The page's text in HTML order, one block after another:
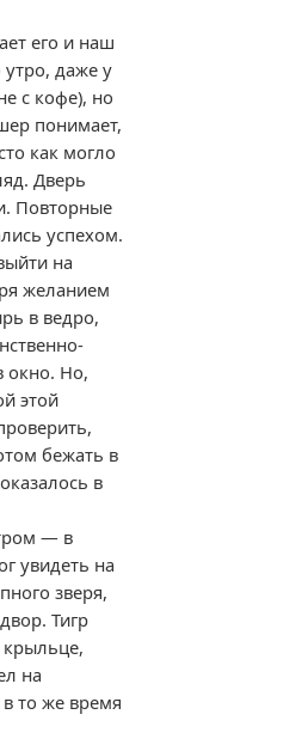
его и наш
утро, даже у
с кофе), но
понимает,
как могло
Дверь
Повторные
успехом.
на
желанием
в ведро,
окно. Но,
этой
бежать в
в
— в
увидеть на
зверя,
Тигр
на
то же время